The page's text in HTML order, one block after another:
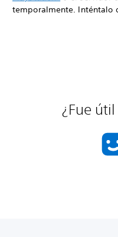
temporalmente. Inténtalo
¿Fue